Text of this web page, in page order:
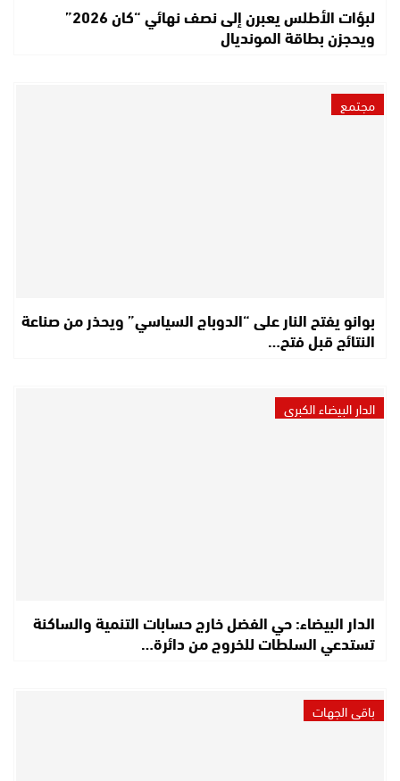
لبؤات الأطلس يعبرن إلى نصف نهائي “كان 2026”
ويحجزن بطاقة المونديال
مجتمع
بوانو يفتح النار على “الدوباج السياسي” ويحذر من صناعة
النتائج قبل فتح…
الدار البيضاء الكبرى
الدار البيضاء: حي الفضل خارج حسابات التنمية والساكنة
تستدعي السلطات للخروج من دائرة…
باقي الجهات